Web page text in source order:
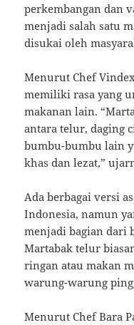
perkembangan dan
menjadi salah satu
disukai oleh
Menurut Chef
memiliki rasa yang
makanan lain.
antara telur, daging
bumbu-bumbu lain
khas dan lezat,”
Ada berbagai versi
Indonesia, namun
menjadi bagian dari
Martabak telur
ringan atau makan
warung-warung
Menurut Chef Bara